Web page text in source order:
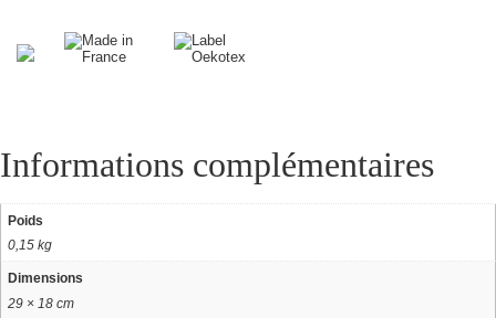
Informations complémentaires
Poids
0,15 kg
Dimensions
29 × 18 cm